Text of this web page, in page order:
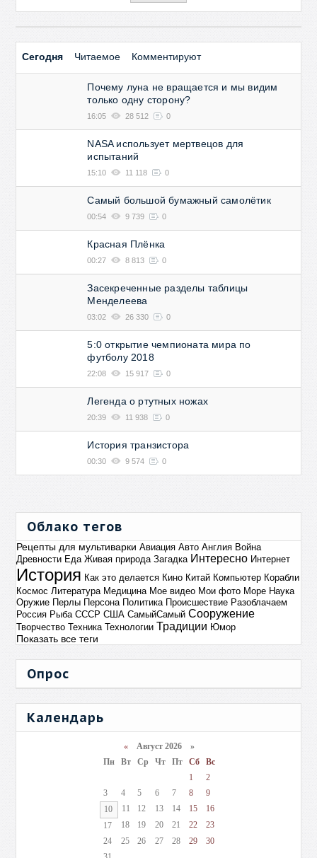
Сегодня Читаемое Комментируют
Почему луна не вращается и мы видим
только одну сторону?
16:05 28 512 0
NASA использует мертвецов для
испытаний
15:10 11 118 0
Самый большой бумажный самолётик
00:54 9 739 0
Красная Плёнка
00:27 8 813 0
Засекреченные разделы таблицы
Менделеева
03:02 26 330 0
5:0 открытие чемпионата мира по
футболу 2018
22:08 15 917 0
Легенда о ртутных ножах
20:39 11 938 0
История транзистора
00:30 9 574 0
Облако тегов
Рецепты для мультиварки Авиация Авто Англия Война
Древности Еда Живая природа Загадка Интересно Интернет
История Как это делается Кино Китай Компьютер Корабли
Космос Литература Медицина Мое видео Мои фото Море Наука
Оружие Перлы Персона Политика Происшествие Разоблачаем
Россия Рыба СССР США СамыйСамый Сооружение
Творчество Техника Технологии Традиции Юмор
Показать все теги
Опрос
Календарь
«Август 2026 »
Пн
Вт Ср Чт Пт Сб
Вс
1
2
3
4 5 6 7 8
9
10
11 12 13 14 15
16
17
18 19 20 21 22
23
24
25 26 27 28 29
30